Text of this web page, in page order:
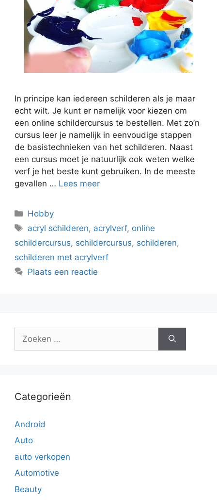
In principe kan iedereen schilderen als je maar
echt wilt. Je kunt er namelijk voor kiezen om
een online schildercursus te bestellen. Met zo’n
cursus leer je namelijk in eenvoudige stappen
de basistechnieken van het schilderen. Naast
een cursus moet je natuurlijk ook weten welke
verf je het beste kunt gebruiken. In de meeste
gevallen … Lees meer
Categorieën
Hobby
Tags
acryl schilderen, acrylverf, online
schildercursus, schildercursus, schilderen,
schilderen met acrylverf
Plaats een reactie
naar:
Categorieën
Android
Auto
auto verkopen
Automotive
Beauty